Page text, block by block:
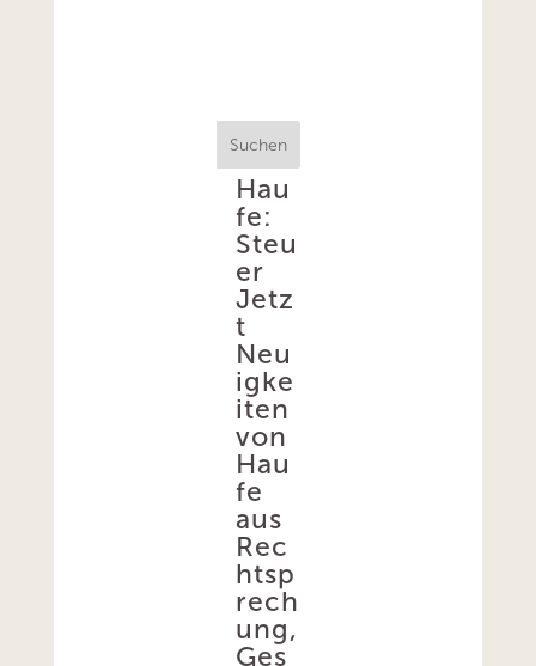
Suchen
Hau
fe:
Steu
er
Jetz
t
Neu
igke
iten
von
Hau
fe
aus
Rec
htsp
rech
ung,
Ges